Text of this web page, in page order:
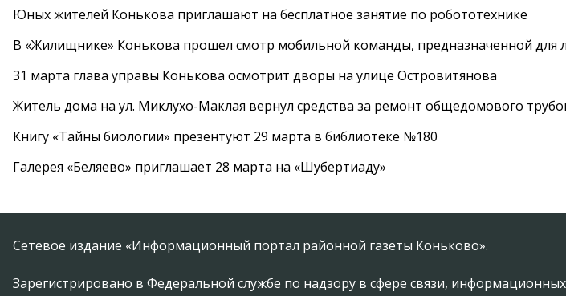
Юных жителей Конькова приглашают на бесплатное занятие по робототехнике
В «Жилищнике» Конькова прошел смотр мобильной команды, предназначенной для
31 марта глава управы Конькова осмотрит дворы на улице Островитянова
Житель дома на ул. Миклухо-Маклая вернул средства за ремонт общедомового
Книгу «Тайны биологии» презентуют 29 марта в библиотеке №180
Галерея «Беляево» приглашает 28 марта на «Шубертиаду»
Сетевое издание «Информационный портал районной газеты Коньково».
Зарегистрировано в Федеральной службе по надзору в сфере связи,